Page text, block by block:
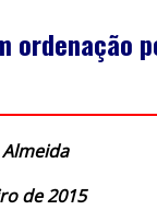
ordenação
de 2015